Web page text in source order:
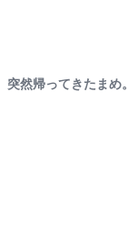
突然帰ってきたまめ。